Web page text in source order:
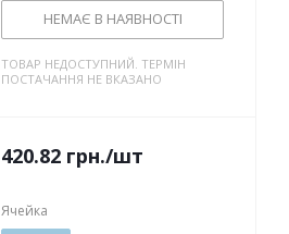
НЕМАЄ В НАЯВНОСТІ
ТОВАР НЕДОСТУПНИЙ. ТЕРМІН
ПОСТАЧАННЯ НЕ ВКАЗАНО
420.82 грн./шт
Ячейка